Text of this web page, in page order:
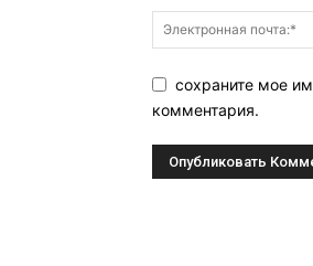
сохраните мое
комментария.